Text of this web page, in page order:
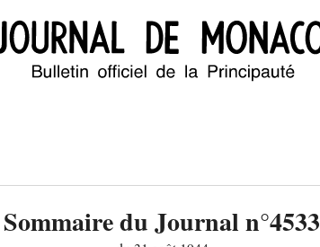
Sommaire du Journal n°4533